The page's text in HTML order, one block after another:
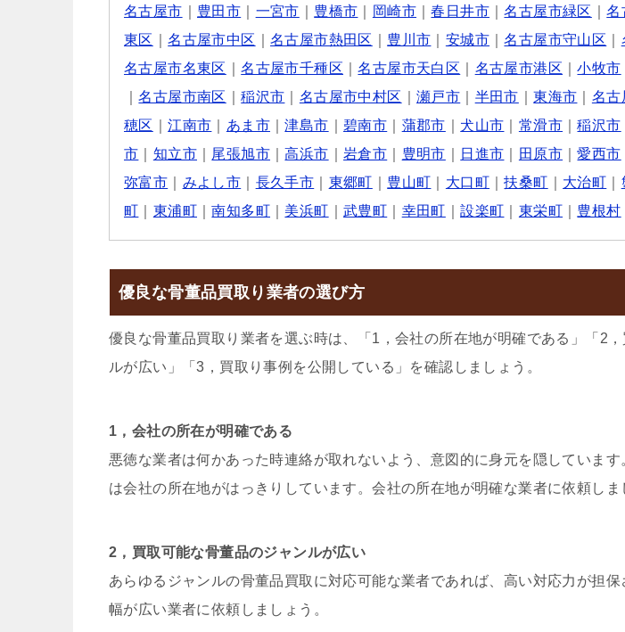
名古屋市 豊田市 一宮市 豊橋市 岡崎市 ｜春日井市 ｜名古屋市緑区 ｜名
東区
｜名古屋市中区 ｜名古屋市熱田区 豊川市 安城市 ｜名古屋市守山区
名古屋市名東区
｜名古屋市千種区 ｜名古屋市天白区 名古屋市港区 ｜小牧市
｜名古屋市南区 ｜稲沢市 名古屋市中村区 ｜瀬戸市 半田市 ｜東海市 名古
穂区
｜江南市 あま市 ｜津島市 碧南市 蒲郡市 犬山市 常滑市 ｜稲沢市
市
知立市 尾張旭市 ｜高浜市 ｜岩倉市 豊明市 日進市 田原市 ｜愛西市
弥富市
みよし市 長久手市 東郷町 豊山町 大口町 ｜扶桑町 大治町
町
東浦町 ｜南知多町 美浜町 ｜武豊町 幸田町 ｜設楽町 東栄町 豊根村
優良な骨董品買取り業者の選び方
優良な骨董品買取り業者を選ぶ時は、「1，会社の所在地が明確である」「2
ルが広い」「3，買取り事例を公開している」を確認しましょう。
1，会社の所在が明確である
悪徳な業者は何かあった時連絡が取れないよう、意図的に身元を隠していま
は会社の所在地がはっきりしています。会社の所在地が明確な業者に依頼しま
2，買取可能な骨董品のジャンルが広い
あらゆるジャンルの骨董品買取に対応可能な業者であれば、高い対応力が担
幅が広い業者に依頼しましょう。